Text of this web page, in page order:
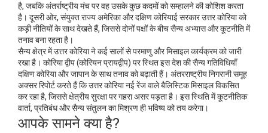
है, जबकि अंतर्राष्ट्रीय मंच पर वह उसके कुछ कदमों को सम्हालने की कोशिश करता
है। दूसरी ओर, संयुक्त राज्य अमेरिका और दक्षिण कोरियाई सरकार उत्तर कोरिया को
कड़ी नीतियों के साथ देखते हैं, जिससे दोनों पक्षों के बीच सैन्य अभ्यास और कूटनीति में
तनाव बना रहता है।
सैन्य क्षेत्र में उत्तर कोरिया ने कई सालों से परमाणु और मिसाइल कार्यक्रम को जारी
रखा है। कोरिया द्वीप (कोरियन प्रायद्वीप) पर स्थित इस देश की सैन्य गतिविधियाँ
दक्षिण कोरिया और जापान के साथ तनाव को बढ़ाती हैं। अंतरराष्ट्रीय निगरानी समूह
अक्सर रिपोर्ट करते हैं कि उत्तर कोरिया नई रेंज वाले बैलिस्टिक मिसाइल विकसित
कर रहा है, जिससे क्षेत्रीय सुरक्षा पर गहरा असर पड़ता है। इस स्थिति में कूटनीतिक
वार्ता, प्रतिबंध और सैन्य संतुलन का मिश्रण ही भविष्य को तय करेगा।
आपके सामने क्या है?